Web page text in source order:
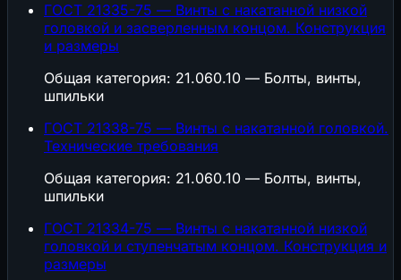
ГОСТ 21335-75 — Винты с накатанной низкой
головкой и засверленным концом. Конструкция
и размеры
Общая категория: 21.060.10 — Болты, винты,
шпильки
ГОСТ 21338-75 — Винты с накатанной головкой.
Технические требования
Общая категория: 21.060.10 — Болты, винты,
шпильки
ГОСТ 21334-75 — Винты с накатанной низкой
головкой и ступенчатым концом. Конструкция и
размеры